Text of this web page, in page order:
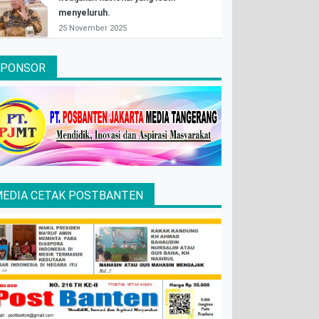
menyeluruh.
25 November 2025
CETAK POSTBANTEN